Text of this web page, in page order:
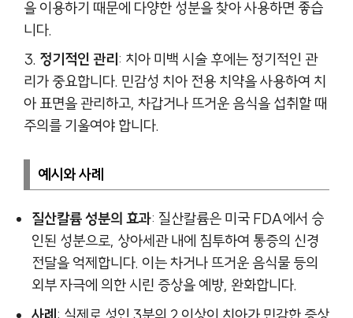
을 이용하기 때문에 다양한 성분을 찾아 사용하면 좋습
니다.
정기적인 관리: 치아 미백 시술 후에는 정기적인 관
리가 중요합니다. 민감성 치아 전용 치약을 사용하여 치
아 표면을 관리하고, 차갑거나 뜨거운 음식을 섭취할 때
주의를 기울여야 합니다.
예시와 사례
질산칼륨 성분의 효과: 질산칼륨은 미국 FDA에서 승
인된 성분으로, 상아세관 내에 침투하여 통증의 신경
전달을 억제합니다. 이는 차거나 뜨거운 음식물 등의
외부 자극에 의한 시린 증상을 예방, 완화합니다.